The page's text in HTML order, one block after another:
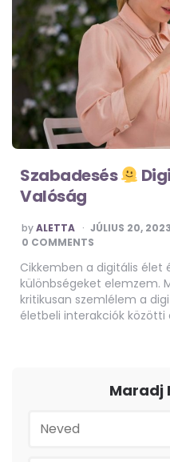
Szabadesés
Valóság
POSTED
BY
byALETTA JÚLIUS 20, 2023
0 COMMENTS
Cikkemben a digitális élet
különbségeket elemzem.
kritikusan szemlélem a
életbeli interakciók közötti
Maradj